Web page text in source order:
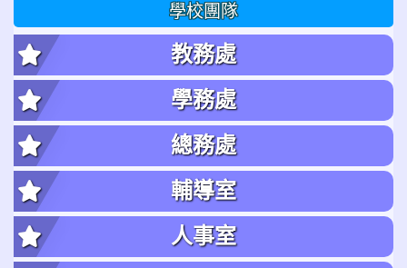
學校團隊
教務處
學務處
總務處
輔導室
人事室